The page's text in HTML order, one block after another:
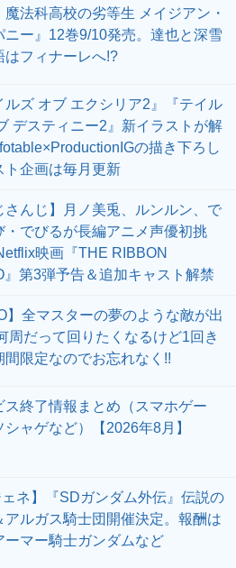
魔法科高校の劣等生 メイジアン・
ニー』12巻9/10発売。達也と深雪
はフィナーレへ!?
ルズ オブ エクシリア2』『テイル
デスティニー2』新イラストが解
の描き下ろし
ト企画は毎月更新
さんじ】月ノ美兎、ルンルン、で
・でびるが長編アニメ声優初挑
映画『THE RIBBON
』第3弾予告＆追加キャスト解禁
】全マスターの夢のような敵が出
周だって回りたくなるけど1回き
間限定なのでお忘れなく!!
ス終了情報まとめ（スマホゲー
シャゲなど）【2026年8月】
ェネ】『SDガンダム外伝』伝説の
アルガス騎士団開催決定。報酬は
ーマー騎士ガンダムなど